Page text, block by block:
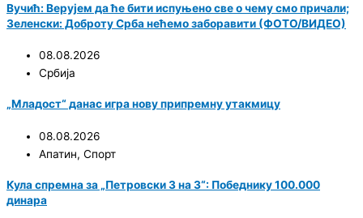
Вучић: Верујем да ће бити испуњено све о чему смо причали;
Зеленски: Доброту Срба нећемо заборавити (ФОТО/ВИДЕО)
08.08.2026
Србија
„Младост“ данас игра нову припремну утакмицу
08.08.2026
Апатин, Спорт
Кула спремна за „Петровски 3 на 3“: Победнику 100.000
динара